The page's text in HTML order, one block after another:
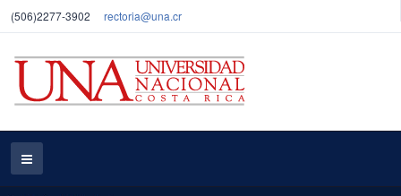
(506)2277-3902 rectoria@una.cr